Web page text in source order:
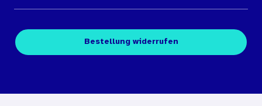
Medienübersichten
Kontakt
Fachpublikationen
Digitales Archiv
Bestellung widerrufen